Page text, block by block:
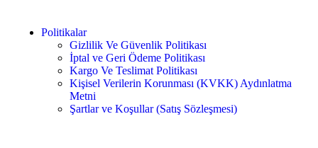
Politikalar
Gizlilik Ve Güvenlik Politikası
İptal ve Geri Ödeme Politikası
Kargo Ve Teslimat Politikası
Kişisel Verilerin Korunması (KVKK) Aydınlatma
Metni
Şartlar ve Koşullar (Satış Sözleşmesi)